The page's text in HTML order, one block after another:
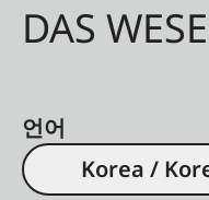
DAS
언어
Korea /